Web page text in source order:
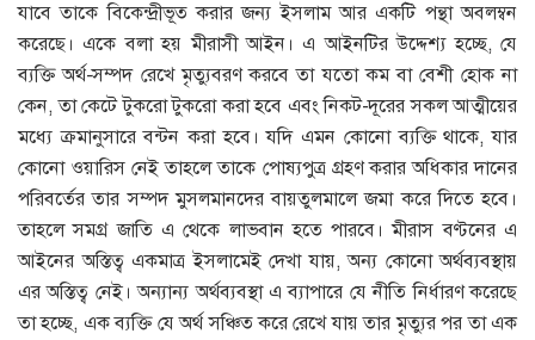
যাবে তাকে বিকেন্দ্রীভূত করার জন্য ইসলাম আর একটি পন্থা অবলম্বন
করেছে। একে বলা হয় মীরাসী আইন। এ আইনটির উদ্দেশ্য হচ্ছে, যে
ব্যক্তি অর্থ-সম্পদ রেখে মৃত্যুবরণ করবে তা যতো কম বা বেশী হোক না
কেন, তা কেটে টুকরো টুকরো করা হবে এবং নিকট-দূরের সকল আত্মীয়ের
মধ্যে ক্রমানুসারে বন্টন করা হবে। যদি এমন কোনো ব্যক্তি থাকে, যার
কোনো ওয়ারিস নেই তাহলে তাকে পোষ্যপুত্র গ্রহণ করার অধিকার দানের
পরিবর্তের তার সম্পদ মুসলমানদের বায়তুলমালে জমা করে দিতে হবে।
তাহলে সমগ্র জাতি এ থেকে লাভবান হতে পারবে। মীরাস বণ্টনের এ
আইনের অস্তিত্ব একমাত্র ইসলামেই দেখা যায়, অন্য কোনো অর্থব্যবস্থায়
এর অস্তিত্ব নেই। অন্যান্য অর্থব্যবস্থা এ ব্যাপারে যে নীতি নির্ধারণ করেছে
তা হচ্ছে, এক ব্যক্তি যে অর্থ সঞ্চিত করে রেখে যায় তার মৃত্যুর পর তা এক